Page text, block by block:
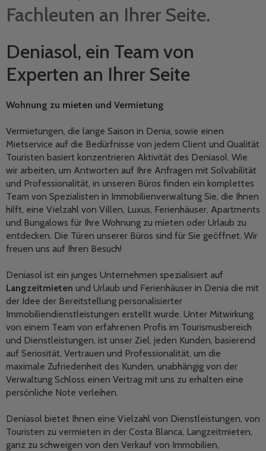
Fachleuten an Ihrer Seite.
Deniasol, ein Team von
Experten an Ihrer Seite
Wohnung zu mieten und Vermietung
Vermietungen, die lange Saison in Denia, sowie einen
Mietservice auf die Bedürfnisse von jedem Client und Qualität
Touristen basiert konzentrieren Aktivität des Deniasol. Wie
wir arbeiten, um Antworten auf Ihre Anfragen mit Solvabilität
und Professionalität, in unseren Büros finden ein komplettes
Team von Spezialisten in Immobilienverwaltung Sie, die Ihnen
hilft, eine Vielzahl von Villen, Luxus, Ferienhäuser, Apartments
und Bungalows für Ihre Wohnung zu mieten oder Urlaub zu
entdecken. Die Türen unserer Büros sind für Sie geöffnet. Wir
freuen uns auf Ihren Besuch!
Deniasol ist ein junges Unternehmen spezialisiert auf
Langzeitmieten und Urlaub und Ferienhäuser in Denia die mit
der Idee der Bereitstellung personalisierter
Immobiliendienstleistungen erstellt wurde. Unter Mitwirkung
von einem Team von erfahrenen Profis im Tourismusbereich
und Dienstleistungen, ist unser Ziel, jeden Kunden, basierend
auf Seriosität, Vertrauen und Professionalität, um die
maximale Zufriedenheit des Kunden, unabhängig von der
Verwaltung Schloss einen Vertrag mit uns zu erhalten eine
persönliche Note verleihen.
Deniasol bietet Ihnen eine Vielzahl von Dienstleistungen, von
Touristen zu vermieten in der Costa Blanca, Langzeitmieten,
ganz zu schweigen von den Verkauf von Immobilien,